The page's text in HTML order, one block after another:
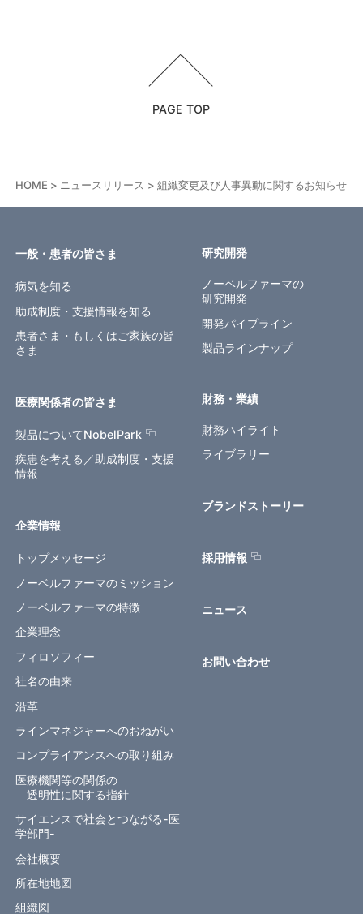
PAGE TOP
HOME ニュースリリース 組織変更及び人事異動に関するお知らせ
一般・患者の皆さま
病気を知る
助成制度・支援情報を知る
患者さま・もしくはご家族の皆
さま
医療関係者の皆さま
製品についてNobelPark
疾患を考える／助成制度・支援
情報
企業情報
トップメッセージ
ノーベルファーマのミッション
ノーベルファーマの特徴
企業理念
フィロソフィー
社名の由来
沿革
ラインマネジャーへのおねがい
コンプライアンスへの取り組み
医療機関等の関係の
透明性に関する指針
サイエンスで社会とつながる-医
学部門-
会社概要
所在地地図
組織図
研究開発
ノーベルファーマの
研究開発
開発パイプライン
製品ラインナップ
財務・業績
財務ハイライト
ライブラリー
ブランドストーリー
採用情報
ニュース
お問い合わせ